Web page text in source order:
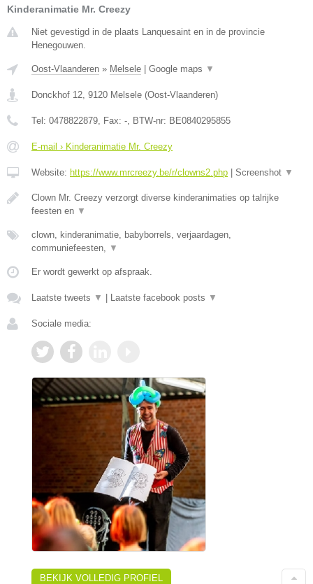
Kinderanimatie Mr. Creezy
Niet gevestigd in de plaats Lanquesaint en in de provincie
Henegouwen.
Oost-Vlaanderen » Melsele Google maps ▼
Donckhof 12, 9120 Melsele (Oost-Vlaanderen)
Tel: 0478822879, Fax: -, BTW-nr: BE0840295855
E-mail › Kinderanimatie Mr. Creezy
Website: https://www.mrcreezy.be/r/clowns2.php Screenshot ▼
Clown Mr. Creezy verzorgt diverse kinderanimaties op talrijke
feesten en ▼
clown, kinderanimatie, babyborrels, verjaardagen,
communiefeesten, ▼
Er wordt gewerkt op afspraak.
Laatste tweets ▼ Laatste facebook posts ▼
Sociale media:
BEKIJK VOLLEDIG PROFIEL